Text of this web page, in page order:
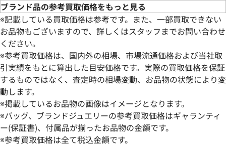
ブランド品の参考買取価格をもっと見る
※記載している買取価格は参考です。また、一部買取できない
お品物もございますので、詳しくはスタッフまでお問い合わせ
ください。
※参考買取価格は、国内外の相場、市場流通価格および当社取
引実績をもとに算出した目安価格です。実際の買取価格を保証
するものではなく、査定時の相場変動、お品物の状態により変
動します。
※掲載しているお品物の画像はイメージとなります。
※バッグ、ブランドジュエリーの参考買取価格はギャランティ
ー(保証書)、付属品が揃ったお品物の金額です。
※参考買取価格は全て税込金額です。